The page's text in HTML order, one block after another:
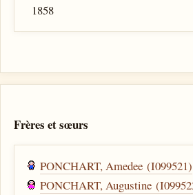
1858
Frères et sœurs
PONCHART, Amedee (I099521)
PONCHART, Augustine